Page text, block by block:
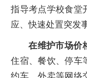
指导考点学校食堂
应、快速处置突发
在维护市场价
住宿、餐饮、停车